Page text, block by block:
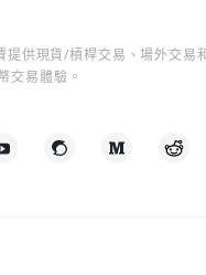
供現貨/槓桿交易、場外交易
交易體驗。